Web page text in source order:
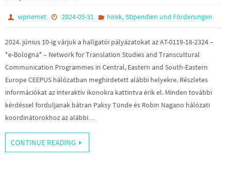
wpnemet 2024-05-31 hirek, Stipendien und Förderungen
2024. június 10-ig várjuk a hallgatói pályázatokat az AT-0119-18-2324 –
*e-Bologna* – Network for Translation Studies and Transcultural
Communication Programmes in Central, Eastern and South-Eastern
Europe CEEPUS hálózatban meghirdetett alábbi helyekre. Részletes
információkat az interaktív ikonokra kattintva érik el. Minden további
kérdéssel forduljanak bátran Paksy Tünde és Robin Nagano hálózati
koordinátorokhoz az alábbi…
CONTINUE READING